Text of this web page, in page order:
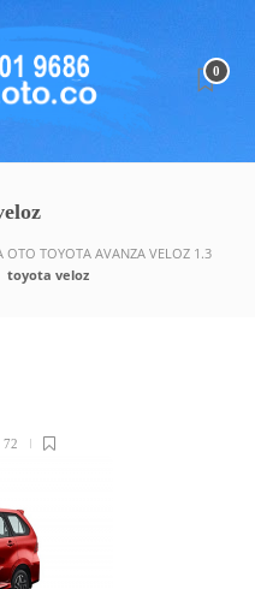
0
OTO TOYOTA AVANZA VELOZ 1.3
toyota veloz
72